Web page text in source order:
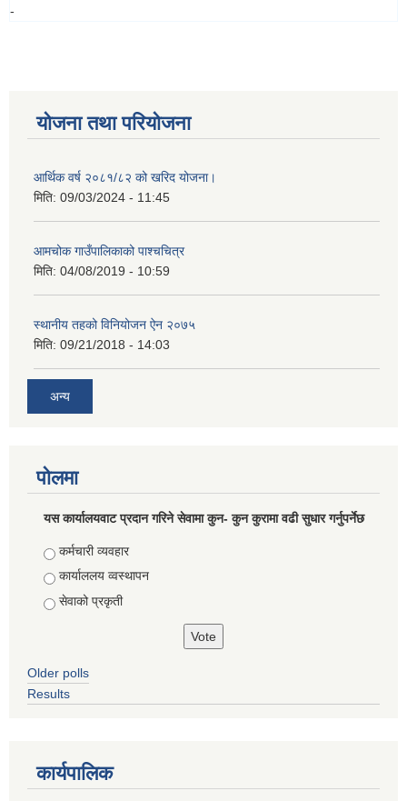
-
योजना तथा परियोजना
आर्थिक वर्ष २०८१/८२ को खरिद योजना।
मिति: 09/03/2024 - 11:45
आमचोक गाउँपालिकाको पाश्चचित्र
मिति: 04/08/2019 - 10:59
स्थानीय तहको विनियोजन ऐन २०७५
मिति: 09/21/2018 - 14:03
अन्य
पोलमा
यस कार्यालयवाट प्रदान गरिने सेवामा कुन- कुन कुरामा वढी सुधार गर्नुपर्नेछ
Choices
कर्मचारी व्यवहार
कार्याललय व्वस्थापन
सेवाको प्रकृती
Older polls
Results
कार्यपालिक